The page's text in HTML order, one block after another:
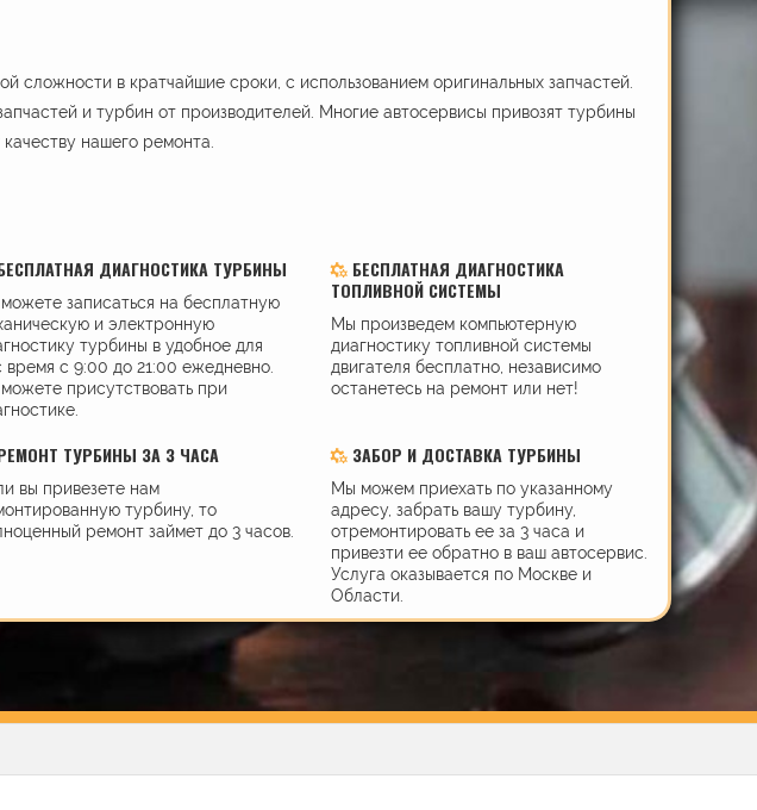
сложности в кратчайшие сроки, с использованием оригинальных запчастей.
и турбин от производителей. Многие автосервисы привозят турбины
нашего ремонта.
ДИАГНОСТИКА ТУРБИНЫ
записаться на бесплатную
и электронную
турбины в удобное для
время с 9:00 до 21:00 ежедневно.
присутствовать при
БЕСПЛАТНАЯ ДИАГНОСТИКА
ТОПЛИВНОЙ СИСТЕМЫ
Мы произведем компьютерную
диагностику топливной системы
двигателя бесплатно, независимо
останетесь на ремонт или нет!
ТУРБИНЫ ЗА 3 ЧАСА
вы привезете нам
турбину, то
ремонт займет до 3 часов.
ЗАБОР И ДОСТАВКА ТУРБИНЫ
Мы можем приехать по указанному
адресу, забрать вашу турбину,
отремонтировать ее за 3 часа и
привезти ее обратно в ваш автосервис.
Услуга оказывается по Москве и
Области.